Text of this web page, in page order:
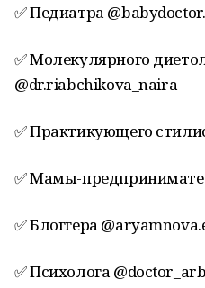
✅ Педиатра
✅ Молекулярного
@dr.riabchikova_naira
✅ Практикующего
✅ Мамы-
✅ Блоггера
✅ Психолога